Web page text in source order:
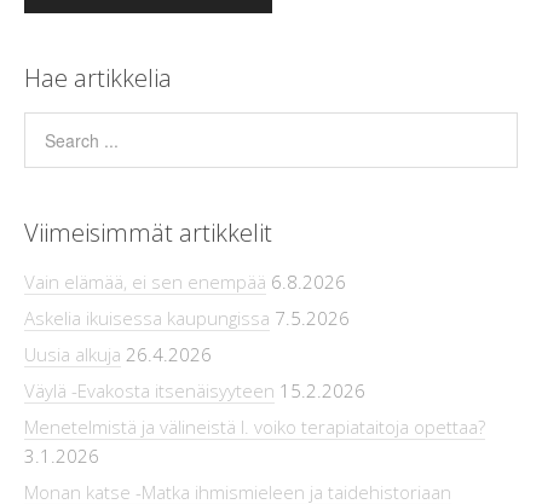
Hae artikkelia
Viimeisimmät artikkelit
Vain elämää, ei sen enempää 6.8.2026
Askelia ikuisessa kaupungissa 7.5.2026
Uusia alkuja 26.4.2026
Väylä -Evakosta itsenäisyyteen 15.2.2026
Menetelmistä ja välineistä l. voiko terapiataitoja opettaa?
3.1.2026
Monan katse -Matka ihmismieleen ja taidehistoriaan